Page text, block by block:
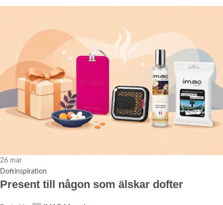
26 mar
Doftinspiration
Present till någon som älskar dofter